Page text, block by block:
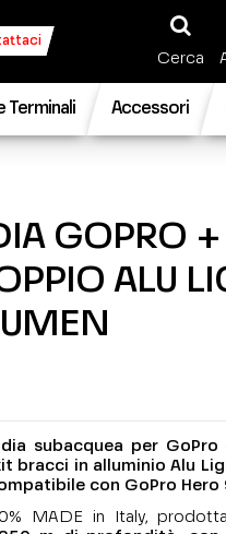
Cerca
Terminali Accessori
GOPRO +
ALU
subacquea per
bracci in alluminio Alu
con GoPro
MADE in Italy,